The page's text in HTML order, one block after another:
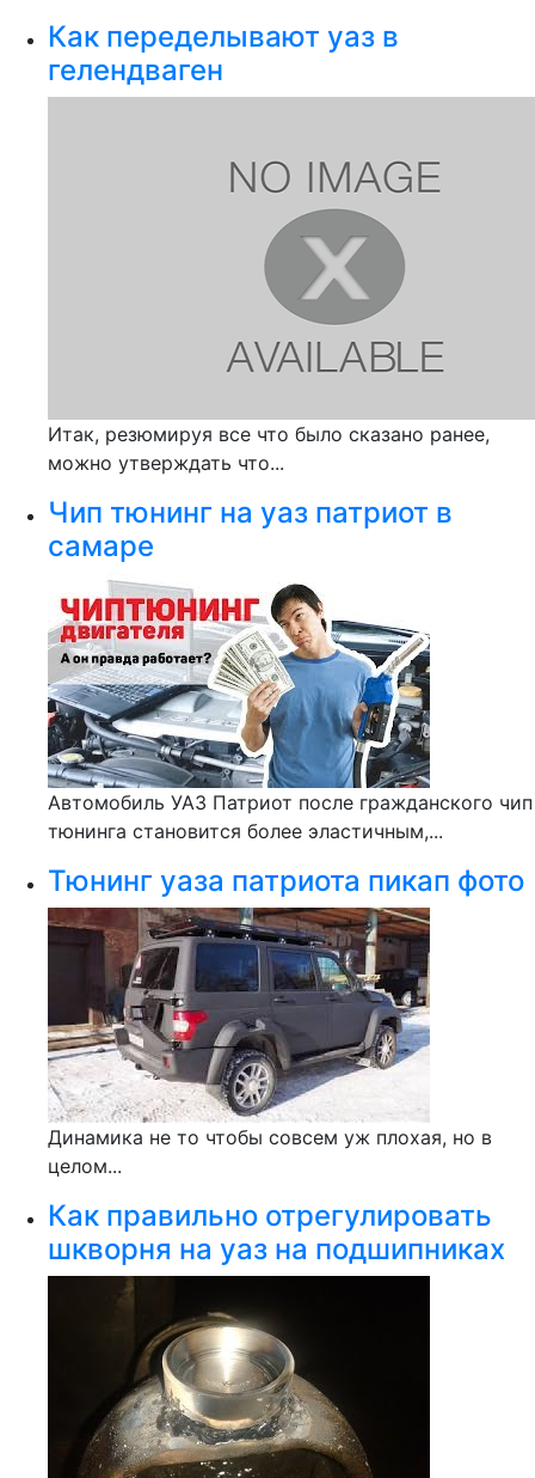
Как переделывают уаз в
гелендваген
Итак, резюмируя все что было сказано ранее,
можно утверждать что...
Чип тюнинг на уаз патриот в
самаре
Автомобиль УАЗ Патриот после гражданского чип
тюнинга становится более эластичным,...
Тюнинг уаза патриота пикап фото
Динамика не то чтобы совсем уж плохая, но в
целом...
Как правильно отрегулировать
шкворня на уаз на подшипниках